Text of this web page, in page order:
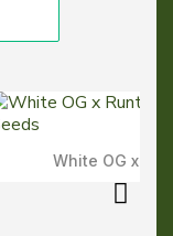
Aperçu
White OG x